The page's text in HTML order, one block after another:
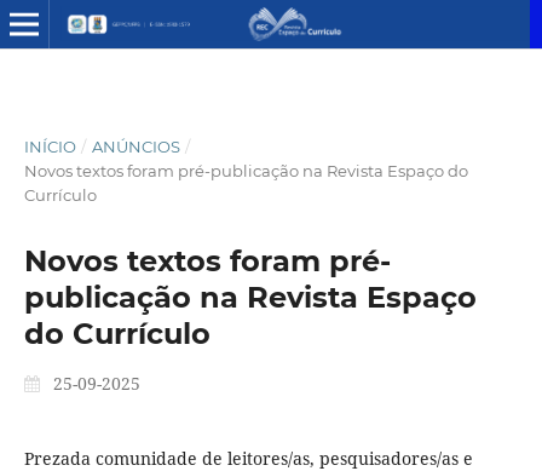
INÍCIO / ANÚNCIOS /
Novos textos foram pré-publicação na Revista Espaço do
Currículo
Novos textos foram pré-
publicação na Revista Espaço
do Currículo
25-09-2025
Prezada comunidade de leitores/as, pesquisadores/as e